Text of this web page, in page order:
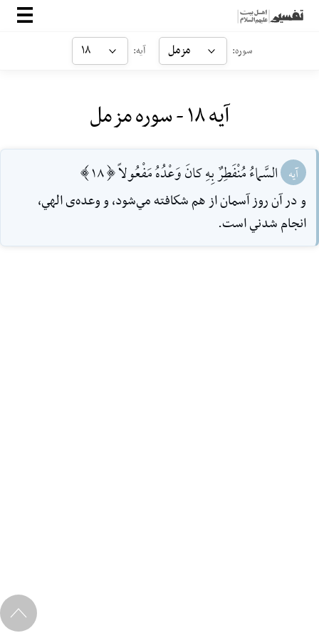
صفحه‌اصلی
ارتباط با ما
سوره: مزمل آیه: ۱۸
آیه ۱۸ - سوره مزمل
آیه السَّماءُ مُنْفَطِرٌ بِهِ كانَ وَعْدُهُ مَفْعُولاً [18]
و در آن روز آسمان از هم شكافته مي‌شود، و وعده‌ی الهي،
انجام شدني است.